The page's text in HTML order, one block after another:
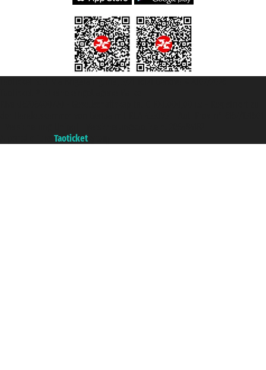
Taoticket